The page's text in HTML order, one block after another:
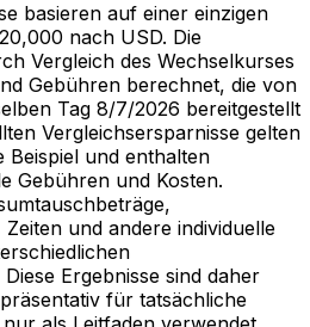
basieren auf einer einzigen
nach USD. Die
Vergleich des Wechselkurses
Gebühren berechnet, die von
Tag 8/7/2026 bereitgestellt
Vergleichsersparnisse gelten
Beispiel und enthalten
Gebühren und Kosten.
und andere individuelle
Ergebnisse sind daher
für tatsächliche